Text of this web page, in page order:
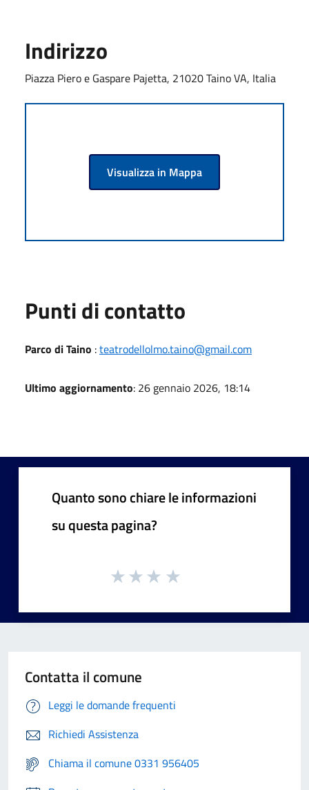
Indirizzo
Piazza Piero e Gaspare Pajetta, 21020 Taino VA, Italia
Visualizza in Mappa
Punti di contatto
Parco di Taino :teatrodellolmo.taino@gmail.com
Ultimo aggiornamento: 26 gennaio 2026, 18:14
Quanto sono chiare le informazioni
su questa pagina?
Contatta il comune
Leggi le domande frequenti
Richiedi Assistenza
Chiama il comune 0331 956405